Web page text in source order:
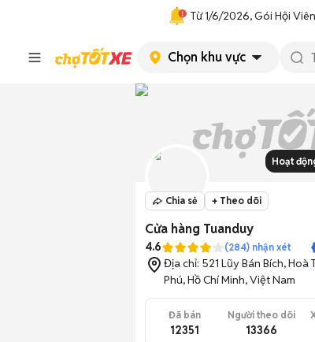
Từ 1/6/2026, Gói Hội
Chọn khu vực
Hoạt
Chia sẻ + Theo dõi
Cửa hàng Tuanduy
4.6 (284) nhận xét
Địa chỉ: 521 Lũy Bán Bích, Hoà
Phú, Hồ Chí Minh, Việt Nam
Đã bán
12351
Người theo dõi
13366